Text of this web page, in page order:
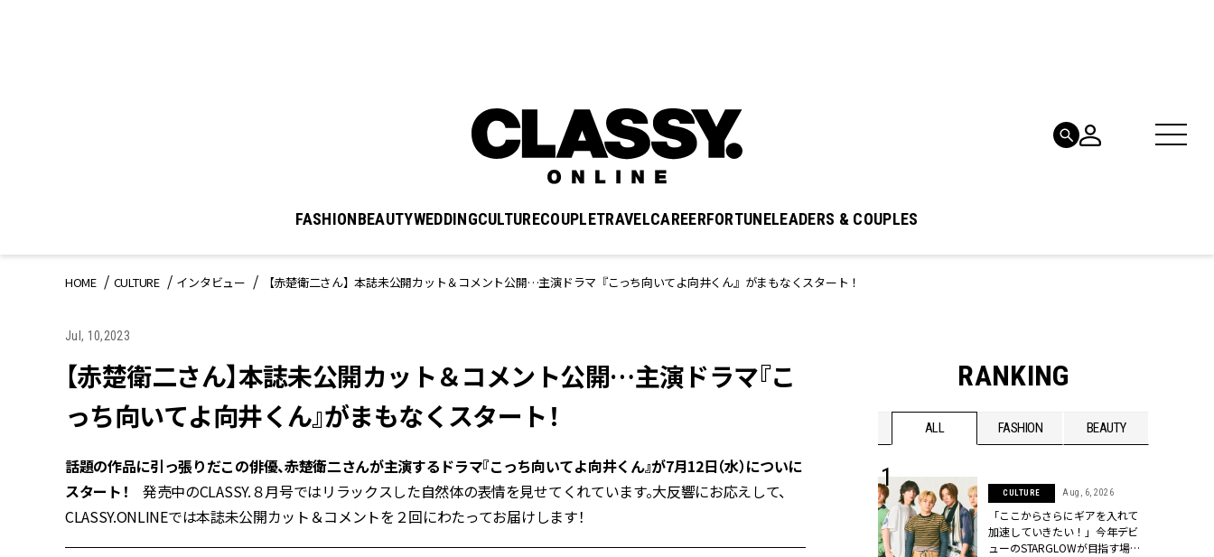
FASHIONBEAUTYWEDDINGCULTURECOUPLETRAVELCAREERFORTUNELEADERS & COUPLES
HOME CULTURE インタビュー 【赤楚衛二さん】本誌未公開カット＆コメント公開…主演ドラマ『こっち向いてよ向井くん』がまもなくスタート！
Jul, 10,2023
【赤楚衛二さん】本誌未公開カット＆コメント公開…主演ドラマ『こ
っち向いてよ向井くん』がまもなくスタート！
話題の作品に引っ張りだこの俳優、赤楚衛二さんが主演するドラマ『こっち向いてよ向井くん』が7月12日（水）についに
スタート！ 発売中のCLASSY.８月号ではリラックスした自然体の表情を見せてくれています。大反響にお応えして、
CLASSY.ONLINEでは本誌未公開カット＆コメントを２回にわたってお届けします！
RANKING
ALL FASHION BEAUTY
BEAUTY Aug, 6, 2026
【ヘアアクセ6選】手抜きに見え
抜ける「即戦力アクセ」たち |
WEDDING
ーを解説 | CLASSY.[クラッシィ]
CULTURE Aug, 6, 2026
「ここからさらにギアを入れて
加速していきたい！」今年デビ
ューのSTARGLOWが目指す場所